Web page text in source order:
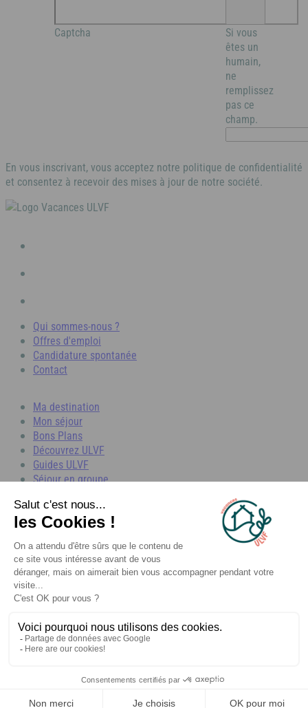
Captcha
Si vous
êtes un
humain,
ne
remplissez
pas ce
champ.
En vous inscrivant, vous acceptez notre politique de confidentialité
et consentez à recevoir des mises à jour de notre société.
Qui sommes-nous ?
Offres d'emploi
Candidature spontanée
Contact
Ma destination
Mon séjour
Bons Plans
Découvrez ULVF
Guides ULVF
Séjour en groupe
Communiqués de Presse
Espace partenaires
© 2026 ULVF, Tous droits réservés
Conditions générales de vente
Assouplissement des conditions d'annulation
Gestion des cookies
Mentions légales
Made with pleasure with
🎁 C’est parti !
Tente ta chance maintenant.
Je tente ma chance